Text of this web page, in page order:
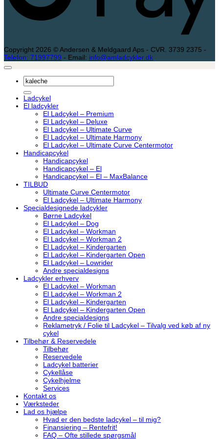
Copyright 2026 © Andersen & Meldgaard Aps - CVR. 3739 2375 -
Telefon: 71997799 - Email: info@amladcykler.dk
Søg
efter:
Ladcykel
El ladcykler
El Ladcykel – Premium
El Ladcykel – Deluxe
El Ladcykel – Ultimate Curve
El Ladcykel – Ultimate Harmony
El Ladcykel – Ultimate Curve Centermotor
Handicapcykel
Handicapcykel
Handicapcykel – El
Handicapcykel – El – MaxBalance
TILBUD
Ultimate Curve Centermotor
El Ladcykel – Ultimate Harmony
Specialdesignede ladcykler
Børne Ladcykel
El Ladcykel – Dog
El Ladcykel – Workman
El Ladcykel – Workman 2
El Ladcykel – Kindergarten
El Ladcykel – Kindergarten Open
El Ladcykel – Lowrider
Andre specialdesigns
Ladcykler erhverv
El Ladcykel – Workman
El Ladcykel – Workman 2
El Ladcykel – Kindergarten
El Ladcykel – Kindergarten Open
Andre specialdesigns
Reklametryk / Folie til Ladcykel – Tilvalg ved køb af ny
cykel
Tilbehør & Reservedele
Tilbehør
Reservedele
Ladcykel batterier
Cykellåse
Cykelhjelme
Services
Kontakt os
Værksteder
Lad os hjælpe
Hvad er den bedste ladcykel – til mig?
Finansiering – Rentefrit!
FAQ – Ofte stillede spørgsmål